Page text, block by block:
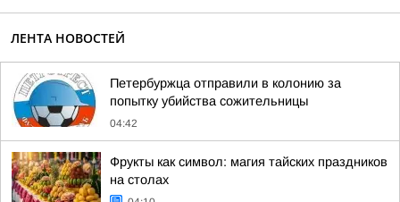
ЛЕНТА НОВОСТЕЙ
Петербуржца отправили в колонию за
попытку убийства сожительницы
04:42
Фрукты как символ: магия тайских праздников
на столах